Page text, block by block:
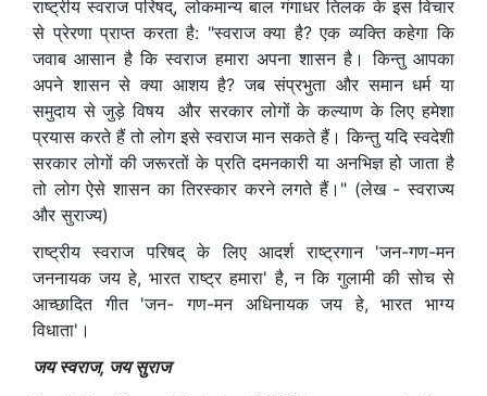
राष्ट्रीय स्वराज परिषद्, लोकमान्य बाल गंगाधर तिलक के इस विचार
से प्रेरणा प्राप्त करता है: "स्वराज क्या है? एक व्यक्ति कहेगा कि
जवाब आसान है कि स्वराज हमारा अपना शासन है। किन्तु आपका
अपने शासन से क्या आशय है? जब संप्रभुता और समान धर्म या
समुदाय से जुड़े विषय और सरकार लोगों के कल्याण के लिए हमेशा
प्रयास करते हैं तो लोग इसे स्वराज मान सकते हैं। किन्तु यदि स्वदेशी
सरकार लोगों की जरूरतों के प्रति दमनकारी या अनभिज्ञ हो जाता है
तो लोग ऐसे शासन का तिरस्कार करने लगते हैं।" (लेख - स्वराज्य
और सुराज्य)
राष्ट्रीय स्वराज परिषद् के लिए आदर्श राष्ट्रगान 'जन-गण-मन
जननायक जय हे, भारत राष्ट्र हमारा' है, न कि गुलामी की सोच से
आच्छादित गीत 'जन- गण-मन अधिनायक जय हे, भारत भाग्य
विधाता'।
जय स्वराज, जय सुराज